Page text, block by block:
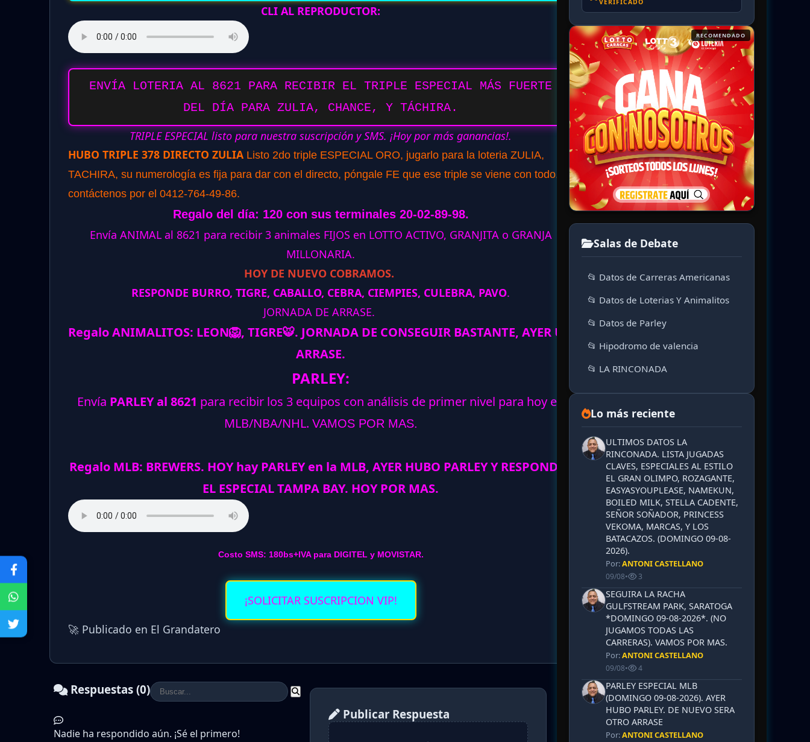
CLI AL REPRODUCTOR:
ENVÍA LOTERIA AL 8621 PARA RECIBIR EL TRIPLE ESPECIAL MÁS FUERTE
DEL DÍA PARA ZULIA, CHANCE, Y TÁCHIRA.
TRIPLE ESPECIAL listo para nuestra suscripción y SMS. ¡Hoy por más ganancias!.
HUBO TRIPLE 378 DIRECTO ZULIA Listo 2do triple ESPECIAL ORO, jugarlo para la loteria ZULIA,
TACHIRA, su numerología es fija para dar con el directo, póngale FE que ese triple se viene con todo,
contáctenos por el 0412-764-49-86.
Regalo del día: 120 con sus terminales 20-02-89-98.
Envía ANIMAL al 8621 para recibir 3 animales FIJOS en LOTTO ACTIVO, GRANJITA o GRANJA
MILLONARIA.
HOY DE NUEVO COBRAMOS.
RESPONDE BURRO, TIGRE, CABALLO, CEBRA, CIEMPIES, CULEBRA, PAVO.
JORNADA DE ARRASE.
Regalo ANIMALITOS: LEON🦁, TIGRE🐯. JORNADA DE CONSEGUIR BASTANTE, AYER UN
ARRASE.
PARLEY:
Envía PARLEY al 8621 para recibir los 3 equipos con análisis de primer nivel para hoy en
MLB/NBA/NHL. VAMOS POR MAS.
Regalo MLB: BREWERS. HOY hay PARLEY en la MLB, AYER HUBO PARLEY Y RESPONDIO
EL ESPECIAL TAMPA BAY. HOY POR MAS.
Costo SMS: 180bs+IVA para DIGITEL y MOVISTAR.
¡SOLICITAR SUSCRIPCION VIP!
🚀 Publicado en El Grandatero
Respuestas (0)
Nadie ha respondido aún. ¡Sé el primero!
Publicar Respuesta
VERIFICADO
RECOMENDADO
Salas de Debate
📂 Datos de Carreras Americanas
📂 Datos de Loterias Y Animalitos
📂 Datos de Parley
📂 Hipodromo de valencia
📂 LA RINCONADA
Lo más reciente
ULTIMOS DATOS LA
RINCONADA. LISTA JUGADAS
CLAVES, ESPECIALES AL ESTILO
EL GRAN OLIMPO, ROZAGANTE,
EASYASYOUPLEASE, NAMEKUN,
BOILED MILK, STELLA CADENTE,
SEÑOR SOÑADOR, PRINCESS
VEKOMA, MARCAS, Y LOS
BATACAZOS. (DOMINGO 09-08-
2026).
Por:ANTONI CASTELLANO
09/08• 3
SEGUIRA LA RACHA
GULFSTREAM PARK, SARATOGA
*DOMINGO 09-08-2026*. (NO
JUGAMOS TODAS LAS
CARRERAS). VAMOS POR MAS.
Por:ANTONI CASTELLANO
09/08• 4
PARLEY ESPECIAL MLB
(DOMINGO 09-08-2026). AYER
HUBO PARLEY. DE NUEVO SERA
OTRO ARRASE
Por:ANTONI CASTELLANO